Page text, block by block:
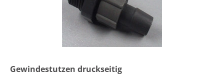
Gewindestutzen druckseitig